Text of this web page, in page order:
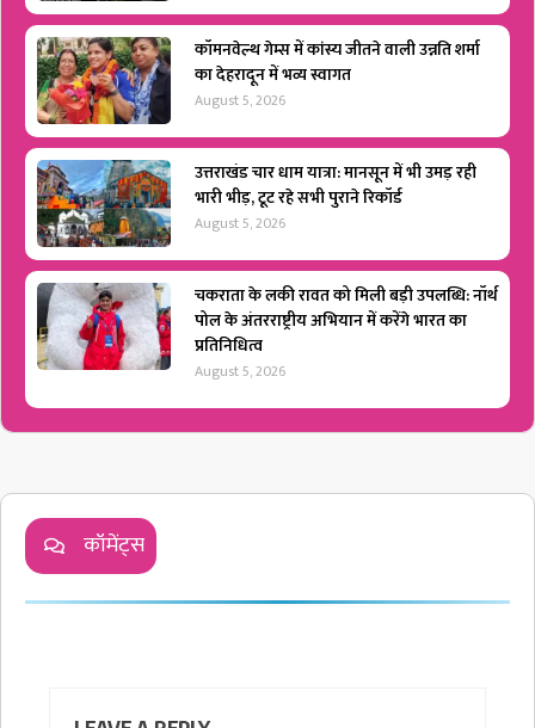
कॉमनवेल्थ गेम्स में कांस्य जीतने वाली उन्नति शर्मा
का देहरादून में भव्य स्वागत
August 5, 2026
उत्तराखंड चार धाम यात्रा: मानसून में भी उमड़ रही
भारी भीड़, टूट रहे सभी पुराने रिकॉर्ड
August 5, 2026
चकराता के लकी रावत को मिली बड़ी उपलब्धि: नॉर्थ
पोल के अंतरराष्ट्रीय अभियान में करेंगे भारत का
प्रतिनिधित्व
August 5, 2026
कॉमेंट्स